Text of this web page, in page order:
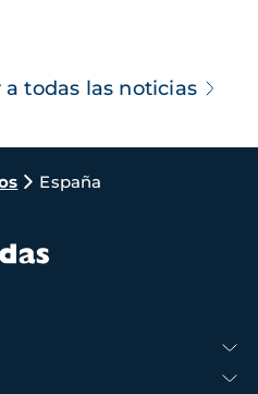
a todas las noticias
España